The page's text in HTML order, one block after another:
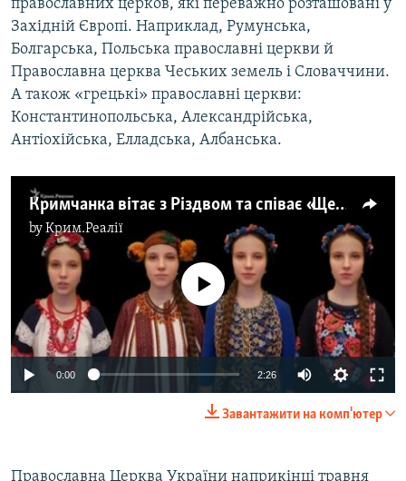
православних церков, які переважно розташовані у
Західній Європі. Наприклад, Румунська,
Болгарська, Польська православні церкви й
Православна церква Чеських земель і Словаччини.
А також «грецькі» православні церкви:
Константинопольська, Александрійська,
Антіохійська, Елладська, Албанська.
Кримчанка вітає з Різдвом та співає «Щедрик» на 4 голоси (відео)
byКрим.Реалії
No media source currently available
0:00 2:26 Auto
Завантажити на комп'ютер
Православна Церква України наприкінці травня